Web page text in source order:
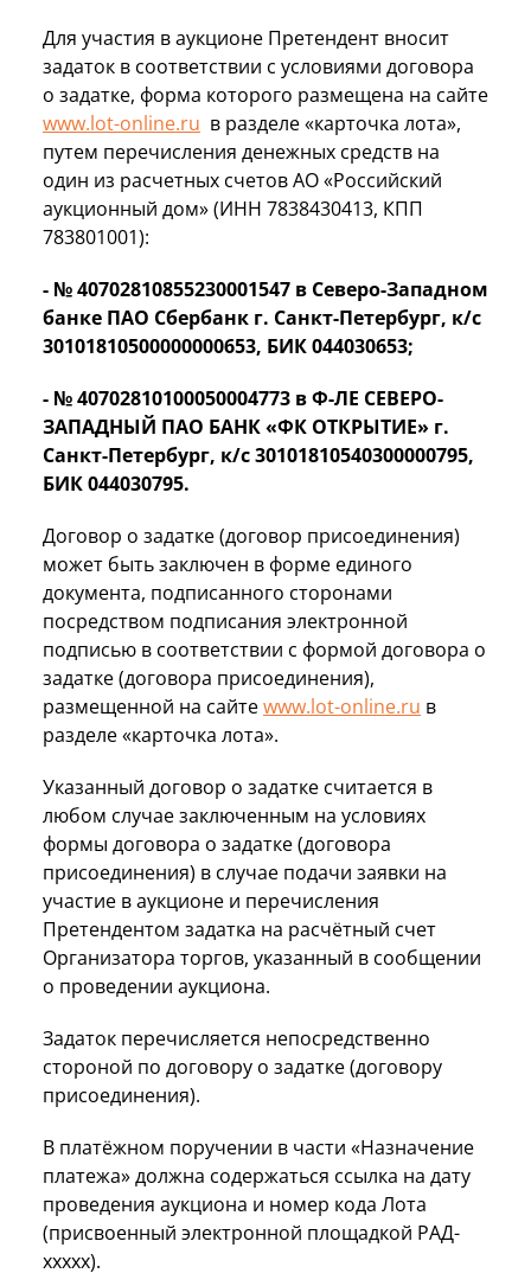
Для участия в аукционе Претендент вносит
задаток в соответствии с условиями договора
о задатке, форма которого размещена на сайте
www.lot-online.ru в разделе «карточка лота»,
путем перечисления денежных средств на
один из расчетных счетов АО «Российский
аукционный дом» (ИНН 7838430413, КПП
783801001):
- № 40702810855230001547 в Северо-Западном
банке ПАО Сбербанк г. Санкт-Петербург, к/с
30101810500000000653, БИК 044030653;
- № 40702810100050004773 в Ф-ЛЕ СЕВЕРО-
ЗАПАДНЫЙ ПАО БАНК «ФК ОТКРЫТИЕ» г.
Санкт-Петербург, к/с 30101810540300000795,
БИК 044030795.
Договор о задатке (договор присоединения)
может быть заключен в форме единого
документа, подписанного сторонами
посредством подписания электронной
подписью в соответствии с формой договора о
задатке (договора присоединения),
размещенной на сайтеwww.lot-online.ru в
разделе «карточка лота».
Указанный договор о задатке считается в
любом случае заключенным на условиях
формы договора о задатке (договора
присоединения) в случае подачи заявки на
участие в аукционе и перечисления
Претендентом задатка на расчётный счет
Организатора торгов, указанный в сообщении
о проведении аукциона.
Задаток перечисляется непосредственно
стороной по договору о задатке (договору
присоединения).
В платёжном поручении в части «Назначение
платежа» должна содержаться ссылка на дату
проведения аукциона и номер кода Лота
(присвоенный электронной площадкой РАД-
ххххх).